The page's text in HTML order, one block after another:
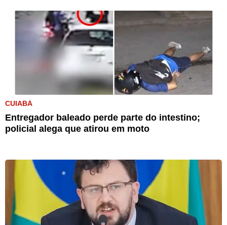
CUIABÁ
Entregador baleado perde parte do intestino;
policial alega que atirou em moto